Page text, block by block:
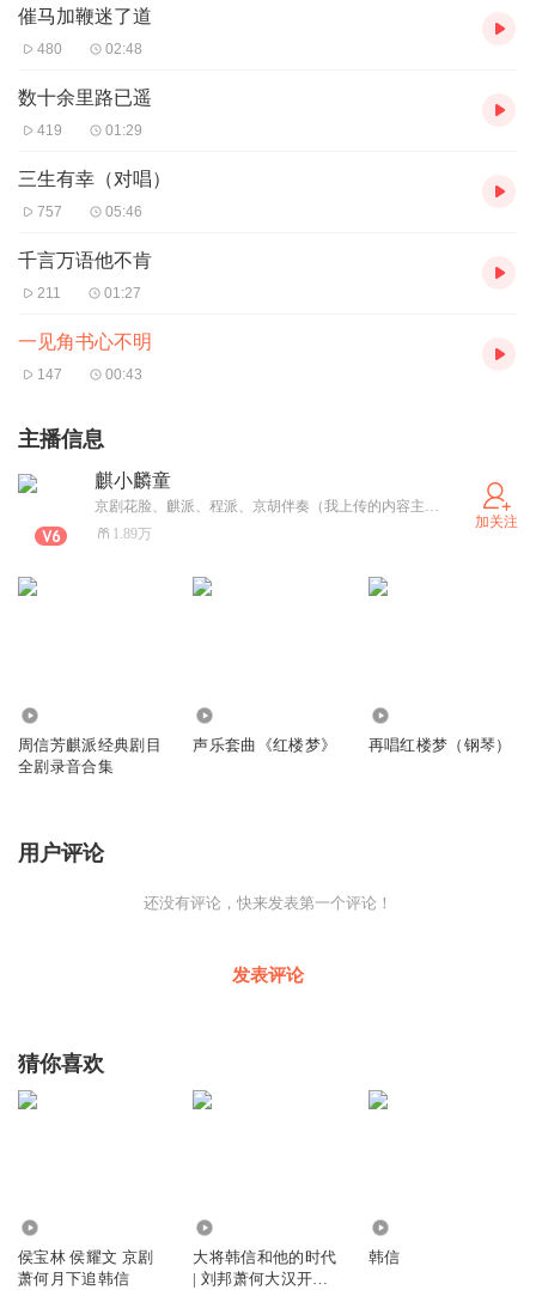
催马加鞭迷了道
480 02:48
数十余里路已遥
419 01:29
三生有幸（对唱）
757 05:46
千言万语他不肯
211 01:27
一见角书心不明
147 00:43
主播信息
麒小麟童
京剧花脸、麒派、程派、京胡伴奏（我上传的内容主要是自己听的，也欢迎大家指正）
1.89万
加关注
周信芳麒派经典剧目
全剧录音合集
声乐套曲《红楼梦》 再唱红楼梦（钢琴）
用户评论
还没有评论，快来发表第一个评论！
发表评论
猜你喜欢
侯宝林 侯耀文 京剧
萧何月下追韩信
大将韩信和他的时代
| 刘邦萧何大汉开国 |
韩信